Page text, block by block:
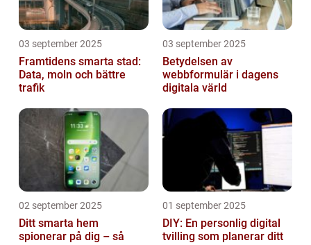
03 september 2025
Framtidens smarta stad:
Data, moln och bättre
trafik
03 september 2025
Betydelsen av
webbformulär i dagens
digitala värld
02 september 2025
Ditt smarta hem
spionerar på dig – så
01 september 2025
DIY: En personlig digital
tvilling som planerar ditt